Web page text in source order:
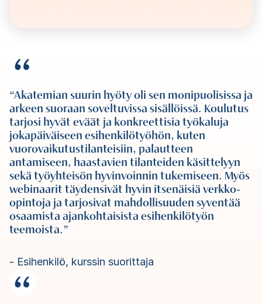
Akatemian suurin hyöty oli sen monipuolisissa ja
arkeen suoraan soveltuvissa sisällöissä. Koulutus
tarjosi hyvät eväät ja konkreettisia työkaluja
jokapäiväiseen esihenkilötyöhön, kuten
vuorovaikutustilanteisiin, palautteen
antamiseen, haastavien tilanteiden käsittelyyn
sekä työyhteisön hyvinvoinnin tukemiseen. Myös
webinaarit täydensivät hyvin itsenäisiä verkko-
opintoja ja tarjosivat mahdollisuuden syventää
osaamista ajankohtaisista esihenkilötyön
teemoista.
Esihenkilö, kurssin suorittaja